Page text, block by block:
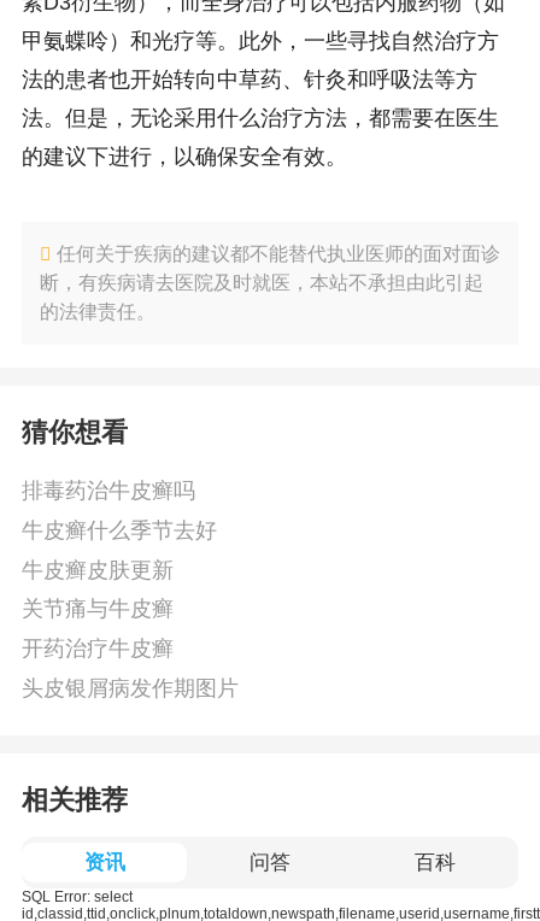
甲氨蝶呤）和光疗等。此外，一些寻找自然治疗方
法的患者也开始转向中草药、针灸和呼吸法等方
法。但是，无论采用什么治疗方法，都需要在医生
的建议下进行，以确保安全有效。
任何关于疾病的建议都不能替代执业医师的面对面诊
断，有疾病请去医院及时就医，本站不承担由此引起
的法律责任。
猜你想看
排毒药治牛皮癣吗
牛皮癣什么季节去好
牛皮癣皮肤更新
关节痛与牛皮癣
开药治疗牛皮癣
头皮银屑病发作期图片
相关推荐
资讯 问答 百科
SQL Error: select